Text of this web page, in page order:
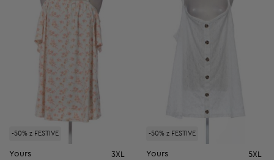
-50% z FESTIVE
Yours 3XL
-50% z FESTIVE
Yours 5XL